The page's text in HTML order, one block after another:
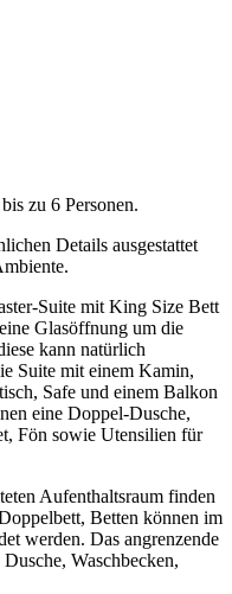
zu 6 Personen.
Details ausgestattet
Suite mit King Size Bett
Glasöffnung um die
kann natürlich
Suite mit einem Kamin,
Safe und einem Balkon
eine Doppel-Dusche,
Fön sowie Utensilien für
Aufenthaltsraum finden
Betten können im
werden. Das angrenzende
Waschbecken,